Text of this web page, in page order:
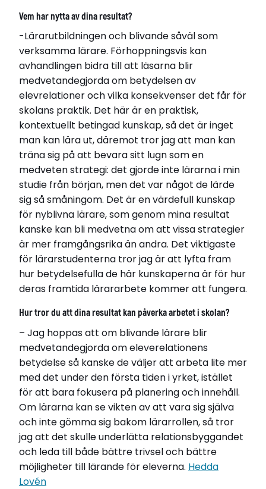
Vem har nytta av dina resultat?
-Lärarutbildningen och blivande såväl som
verksamma lärare. Förhoppningsvis kan
avhandlingen bidra till att läsarna blir
medvetandegjorda om betydelsen av
elevrelationer och vilka konsekvenser det får för
skolans praktik. Det här är en praktisk,
kontextuellt betingad kunskap, så det är inget
man kan lära ut, däremot tror jag att man kan
träna sig på att bevara sitt lugn som en
medveten strategi: det gjorde inte lärarna i min
studie från början, men det var något de lärde
sig så småningom. Det är en värdefull kunskap
för nyblivna lärare, som genom mina resultat
kanske kan bli medvetna om att vissa strategier
är mer framgångsrika än andra. Det viktigaste
för lärarstudenterna tror jag är att lyfta fram
hur betydelsefulla de här kunskaperna är för hur
deras framtida lärararbete kommer att fungera.
Hur tror du att dina resultat kan påverka arbetet i skolan?
– Jag hoppas att om blivande lärare blir
medvetandegjorda om eleverelationens
betydelse så kanske de väljer att arbeta lite mer
med det under den första tiden i yrket, istället
för att bara fokusera på planering och innehåll.
Om lärarna kan se vikten av att vara sig själva
och inte gömma sig bakom lärarrollen, så tror
jag att det skulle underlätta relationsbyggandet
och leda till både bättre trivsel och bättre
möjligheter till lärande för eleverna. Hedda
Lovén